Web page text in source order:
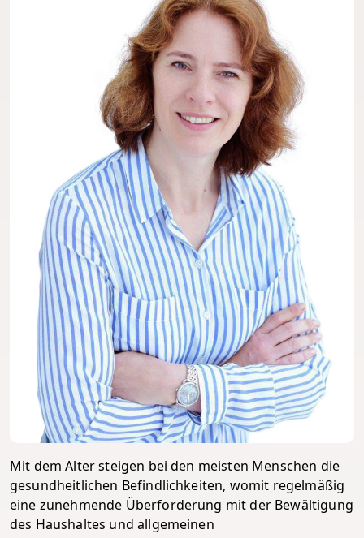
Mit dem Alter steigen bei den meisten Menschen die
gesundheitlichen Befindlichkeiten, womit regelmäßig
eine zunehmende Überforderung mit der Bewältigung
des Haushaltes und allgemeinen